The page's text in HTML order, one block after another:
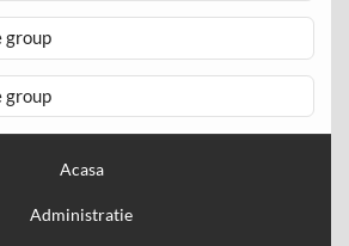
group
group
Acasa
Administratie